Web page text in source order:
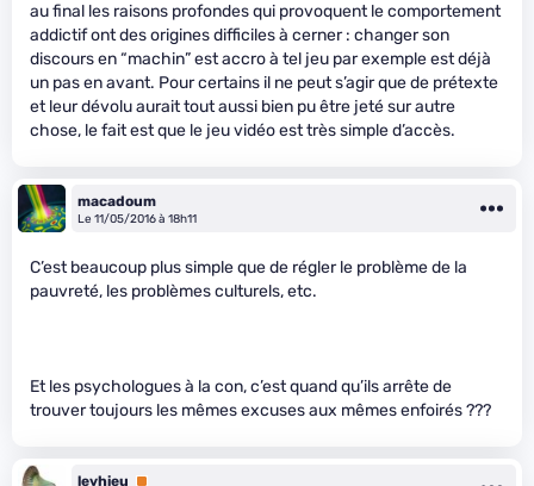
au final les raisons profondes qui provoquent le comportement
addictif ont des origines difficiles à cerner : changer son
discours en “machin” est accro à tel jeu par exemple est déjà
un pas en avant. Pour certains il ne peut s’agir que de prétexte
et leur dévolu aurait tout aussi bien pu être jeté sur autre
chose, le fait est que le jeu vidéo est très simple d’accès.
macadoum
Le 11/05/2016 à 18h11
C’est beaucoup plus simple que de régler le problème de la
pauvreté, les problèmes culturels, etc.
Et les psychologues à la con, c’est quand qu’ils arrête de
trouver toujours les mêmes excuses aux mêmes enfoirés ???
levhieu
Premium